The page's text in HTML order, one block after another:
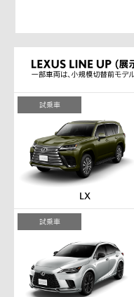
試乗車
試乗車